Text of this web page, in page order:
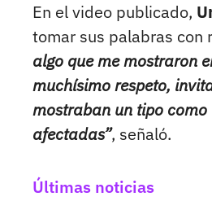
En el video publicado,
tomar sus palabras con
algo que me mostraron
muchísimo respeto,
mostraban un tipo
afectadas”, señaló.
Últimas noticias